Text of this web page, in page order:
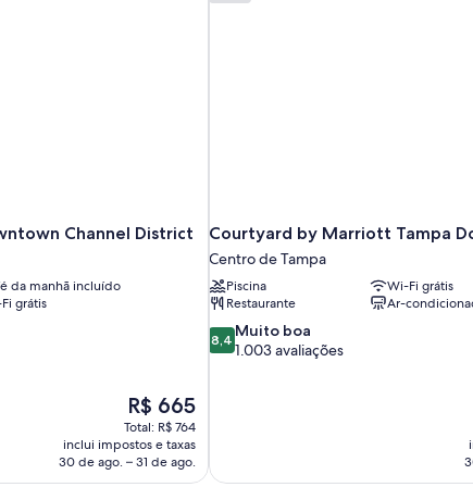
Channel District
da manhã incluído
grátis
O
preço
é
de
R$ 665
R$ 665
Total: R$ 764
inclui impostos e taxas
30 de ago. – 31 de ago.
Courtyard by Marriott Tampa
Centro de Tampa
Piscina
Wi-Fi grátis
Restaurante
Ar-
8.4
de
8,4Muito boa
1.003 avaliações